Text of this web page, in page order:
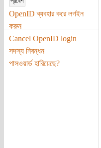
OpenID ব্যবহার করে লগইন
করুন
Cancel OpenID login
সদস্য নিবন্ধন
পাসওয়ার্ড হারিয়েছে?